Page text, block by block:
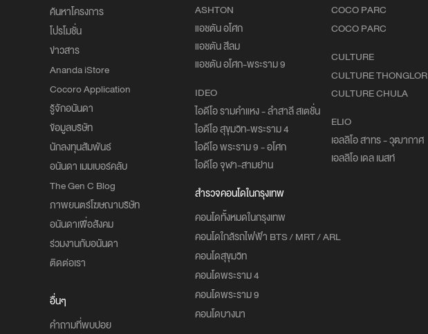
ค้นหาโครงการ
โปรโมชั่น
ข่าวสาร
Ananda iStore
Cocoro Application
รู้จักอนันดา
ข้อมูลบริษัท
นักลงทุนสัมพันธ์
อนันดา เมมเบอร์คลับ
The Gen C Blog
ภาพยนตร์โฆษณาบริษัท
อนันดาเพื่อสังคม
ร่วมงานกับอนันดา
ติดต่อเรา
อื่นๆ
คำถามที่พบบ่อย
ASHTON
แอชตัน อโศก
แอชตัน สีลม
แอชตัน อโศก-พระราม 9
COCO PARC
COCO PARC
CULTURE
CULTURE THONGLOR
CULTURE CHULA
IDEO
ไอดีโอ รามคำแหง - ลำสาลี สเตชั่น
ไอดีโอ สุขุมวิท-พระราม 4
ไอดีโอ พระราม 9 - อโศก
ไอดีโอ จุฬา-สามย่าน
ELIO
เอลลิโอ สาทร - วุฒากาศ
เอลลิโอ เดล เนสท์
สำรวจคอนโดในกรุงเทพ
คอนโดทั้งหมดในกรุงเทพ
คอนโดใกล้รถไฟฟ้า BTS / MRT / ARL
คอนโดสุขุมวิท
คอนโดพระราม 4
คอนโดพระราม 9
คอนโดบางนา